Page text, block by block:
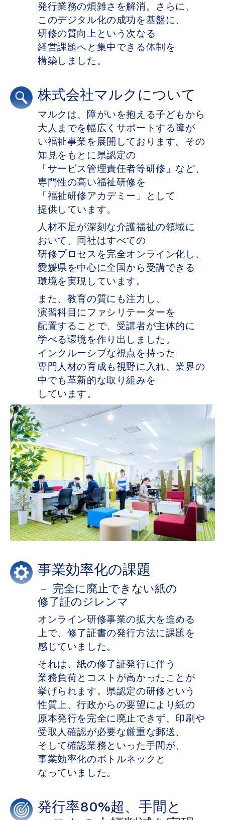
発行業務の​煩雑さを​解消。​さらに、​
この​デジタル化の​成功を​基盤に、​
研修の​質向上と​いう​次なる​
経営課題へと​集中できる​体制を​
構築しました。
株式会社マルクについて
マルクは、​障が​いを​抱える​子どもから​
大人までを​幅広く​サポートする​障が​
い福祉事業を​展開しております。​その​
知見を​もとに​県認定の​
「サービス管理責任者等研修」など、​
専門性の​高い​福祉研修を​
「福祉研修アカデミー」と​して​
提供しています。
人材不足が​深刻な​介護福祉の​領域に​
おいて、 ​同社は​すべての​
研修プロセスを​完全オンライン化 し、​
愛媛県を​中心に​全国から​受講できる​
環境を​実現しています。
また、​教育の​質にも​注力し、​
演習科目に​ファシリテーターを​
配置する​ことで、​受講者が​主体的に​
学べる​環境を​作り出しました。​
インクルーシブな​視点を​持った​
専門人材の​育成も​視野に​入れ、​業界の​
中でも​革新的な​取り組みを​
しています。
事業効率化の課題
－ 完全に​廃止できない​紙の​
修了証の​ジレンマ
オンライン研修事業の​拡大を​進める​
上で、​修了証書の​発行方​法に​課題を​
感じていました。
それは、​紙の​修了証発行に​伴う​
業務負荷と​コストが​高かった​ことが​
挙げられます。​県認定の​研修と​いう​
性質上、​行政からの​要望に​より​紙の​
原本発行を​完全に​廃止できず、​印刷や​
受取人確認が​必要な​厳重な​郵送、​
そして​確認業務と​いった​手間が、​
事業効率化の​ボトルネックと​
なっていました。
発行率80%超、​手間と​